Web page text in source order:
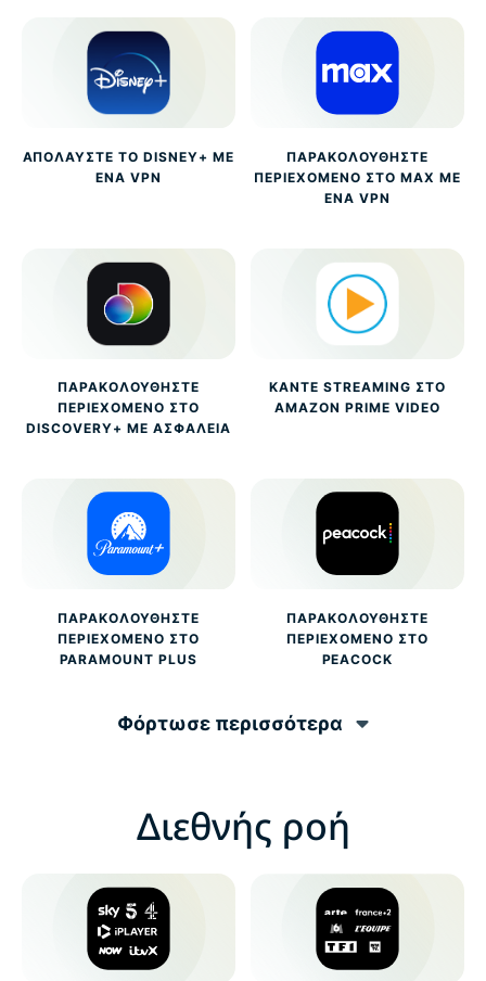
ΑΠΟΛΑΎΣΤΕ ΤΟ DISNEY+ ΜΕ
ΈΝΑ VPN
ΠΑΡΑΚΟΛΟΥΘΉΣΤΕ
ΠΕΡΙΕΧΌΜΕΝΟ ΣΤΟ MAX ΜΕ
ΈΝΑ VPN
ΠΑΡΑΚΟΛΟΥΘΉΣΤΕ
ΠΕΡΙΕΧΌΜΕΝΟ ΣΤΟ
DISCOVERY+ ΜΕ ΑΣΦΆΛΕΙΑ
ΚΆΝΤΕ STREAMING ΣΤΟ
AMAZON PRIME VIDEO
ΠΑΡΑΚΟΛΟΥΘΉΣΤΕ
ΠΕΡΙΕΧΌΜΕΝΟ ΣΤΟ
PARAMOUNT PLUS
ΠΑΡΑΚΟΛΟΥΘΉΣΤΕ
ΠΕΡΙΕΧΌΜΕΝΟ ΣΤΟ
PEACOCK
Φόρτωσε περισσότερα
Διεθνής ροή